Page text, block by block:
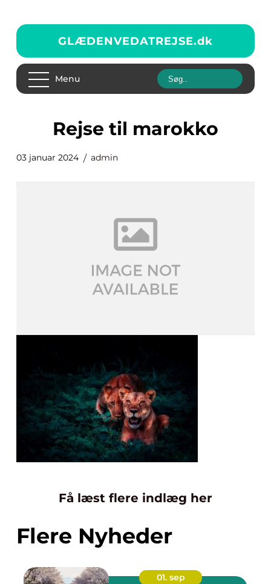
GLÆDENVEDATREJSE.dk
Menu
rejse til marokko
03 januar 2024 admin
Få læst flere indlæg her
Flere Nyheder
01. sep